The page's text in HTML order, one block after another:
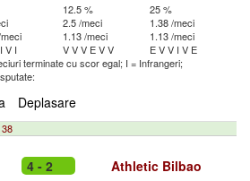
12.5 %
25 %
2.5 /meci
1.38 /meci
1.13 /meci
1.13 /meci
I V I VVV EVV EVV I V E
terminate cu scor egal; I = Infrangeri;
Deplasare
4 - 2 Athletic Bilbao